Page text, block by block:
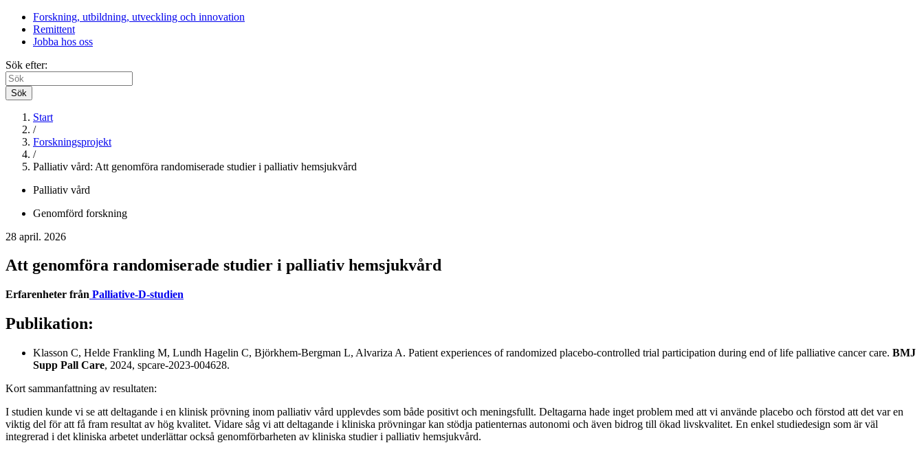
Forskning, utbildning, utveckling och innovation
Remittent
Jobba hos oss
Sök efter:
Sök
Start
/
Forskningsprojekt
/
Palliativ vård: Att genomföra randomiserade studier i palliativ hemsjukvård
Palliativ vård
Genomförd forskning
28 april. 2026
Att genomföra randomiserade studier i palliativ hemsjukvård
Erfarenheter från Palliative-D-studien
Publikation:
Klasson C, Helde Frankling M, Lundh Hagelin C, Björkhem-Bergman L, Alvariza A. Patient experiences of randomized placebo-controlled trial participation during end of life palliative cancer care. BMJ
Supp Pall Care, 2024, spcare-2023-004628.
Kort sammanfattning av resultaten:
I studien kunde vi se att deltagande i en klinisk prövning inom palliativ vård upplevdes som både positivt och meningsfullt. Deltagarna hade inget problem med att vi använde placebo och förstod att det var en
viktig del för att få fram resultat av hög kvalitet. Vidare såg vi att deltagande i kliniska prövningar kan stödja patienternas autonomi och även bidrog till ökad livskvalitet. En enkel studiedesign som är väl
integrerad i det kliniska arbetet underlättar också genomförbarheten av kliniska studier i palliativ hemsjukvård.